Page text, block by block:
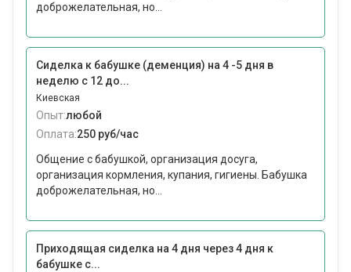
доброжелательная, но...
Сиделка к бабушке (деменция) на 4 -5 дня в
неделю с 12 до...
Киевская
Опыт:любой
Оплата:250 руб/час
Общение с бабушкой, организация досуга,
организация кормления, купания, гигиены. Бабушка
доброжелательная, но...
Приходящая сиделка на 4 дня через 4 дня к
бабушке с...